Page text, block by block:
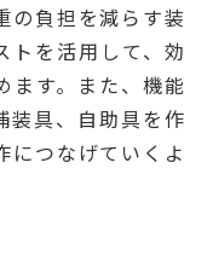
の負担を減らす装
トを活用して、効
ます。また、機能
装具、自助具を作
につなげていくよ